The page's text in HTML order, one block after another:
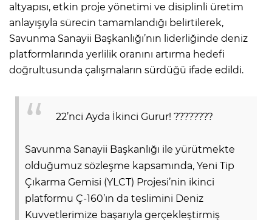
altyapısı, etkin proje yönetimi ve disiplinli üretim
anlayışıyla sürecin tamamlandığı belirtilerek,
Savunma Sanayii Başkanlığı’nın liderliğinde deniz
platformlarında yerlilik oranını artırma hedefi
doğrultusunda çalışmaların sürdüğü ifade edildi.
22’nci Ayda İkinci Gurur! ????????
Savunma Sanayii Başkanlığı ile yürütmekte
olduğumuz sözleşme kapsamında, Yeni Tip
Çıkarma Gemisi (YLCT) Projesi’nin ikinci
platformu Ç-160’ın da teslimini Deniz
Kuvvetlerimize başarıyla gerçekleştirmiş